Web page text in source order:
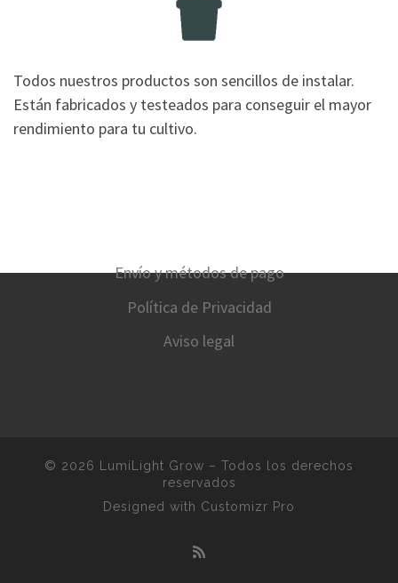
Todos nuestros productos son sencillos de instalar.
Están fabricados y testeados para conseguir el mayor
rendimiento para tu cultivo.
Envío y métodos de pago
Política de Privacidad
Aviso legal
© 2026 LumiLight Grow – Todos los derechos
reservados
Designed with Customizr Pro